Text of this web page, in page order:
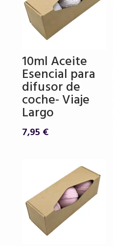
10ml Aceite
Esencial para
difusor de
coche- Viaje
Largo
7,95 €